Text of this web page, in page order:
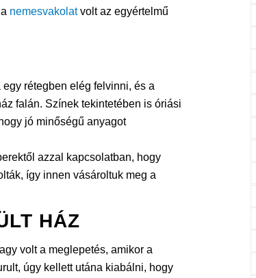
nemesvakolatvolt az egyértelmű
rétegben elég felvinni, és a
falán. Színek tekintetében is óriási
jó minőségű anyagot
azzal kapcsolatban, hogy
így innen vásároltuk meg a
HÁZ
volt a meglepetés, amikor a
úgy kellett utána kiabálni, hogy